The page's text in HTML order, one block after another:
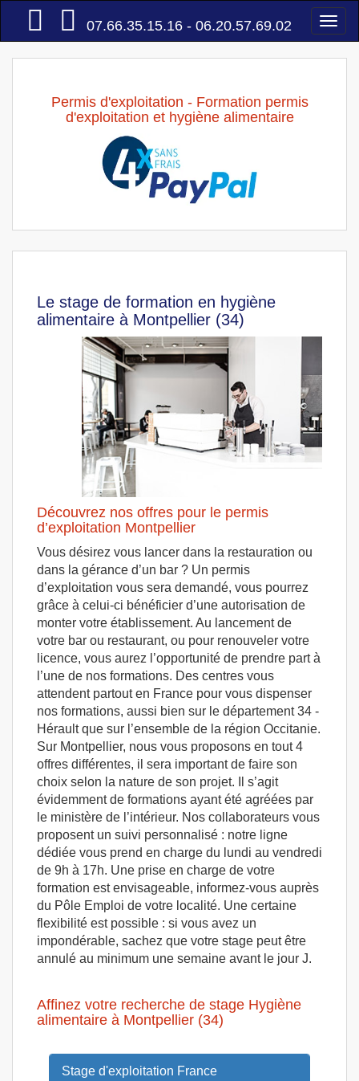
Accueil
07.66.35.15.16 - 06.20.57.69.02
Permis d'exploitation - Formation permis
d'exploitation et hygiène alimentaire
Le stage de formation en hygiène
alimentaire à Montpellier (34)
Découvrez nos offres pour le permis
d’exploitation Montpellier
Vous désirez vous lancer dans la restauration ou
dans la gérance d’un bar ? Un permis
d’exploitation vous sera demandé, vous pourrez
grâce à celui-ci bénéficier d’une autorisation de
monter votre établissement. Au lancement de
votre bar ou restaurant, ou pour renouveler votre
licence, vous aurez l’opportunité de prendre part à
l’une de nos formations. Des centres vous
attendent partout en France pour vous dispenser
nos formations, aussi bien sur le département 34 -
Hérault que sur l’ensemble de la région Occitanie.
Sur Montpellier, nous vous proposons en tout 4
offres différentes, il sera important de faire son
choix selon la nature de son projet. Il s’agit
évidemment de formations ayant été agréées par
le ministère de l’intérieur. Nos collaborateurs vous
proposent un suivi personnalisé : notre ligne
dédiée vous prend en charge du lundi au vendredi
de 9h à 17h. Une prise en charge de votre
formation est envisageable, informez-vous auprès
du Pôle Emploi de votre localité. Une certaine
flexibilité est possible : si vous avez un
impondérable, sachez que votre stage peut être
annulé au minimum une semaine avant le jour J.
Affinez votre recherche de stage Hygiène
alimentaire à Montpellier (34)
Stage d'exploitation France